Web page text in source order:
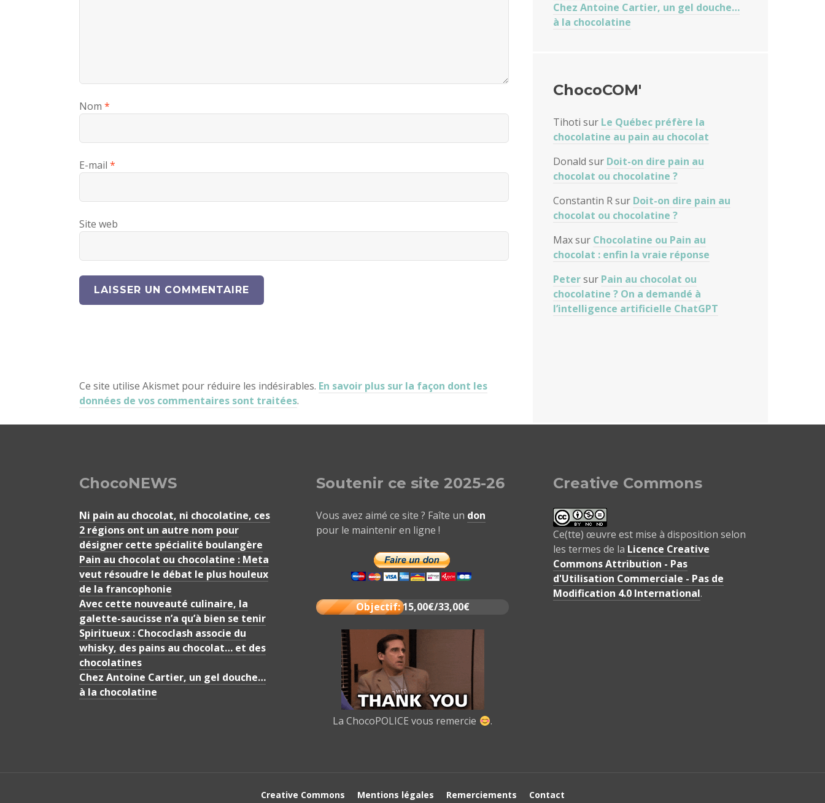
Nom *
E-mail *
Site web
Ce site utilise Akismet pour réduire les indésirables. En savoir plus sur la façon dont les
données de vos commentaires sont traitées.
Chez Antoine Cartier, un gel douche…
à la chocolatine
ChocoCOM'
Tihoti sur Le Québec préfère la
chocolatine au pain au chocolat
Donald sur Doit-on dire pain au
chocolat ou chocolatine ?
Constantin Rsur Doit-on dire pain au
chocolat ou chocolatine ?
Maxsur Chocolatine ou Pain au
chocolat : enfin la vraie réponse
Petersur Pain au chocolat ou
chocolatine ? On a demandé à
l’intelligence artificielle ChatGPT
ChocoNEWS
Ni pain au chocolat, ni chocolatine, ces
2 régions ont un autre nom pour
désigner cette spécialité boulangère
Pain au chocolat ou chocolatine : Meta
veut résoudre le débat le plus houleux
de la francophonie
Avec cette nouveauté culinaire, la
galette-saucisse n’a qu’à bien se tenir
Spiritueux : Chococlash associe du
whisky, des pains au chocolat… et des
chocolatines
Chez Antoine Cartier, un gel douche…
à la chocolatine
Soutenir ce site 2025-26
Vous avez aimé ce site ? Faîte un don
pour le maintenir en ligne !
Objectif: 15,00€/33,00€
La ChocoPOLICE vous remercie .
Creative Commons
Ce(tte) œuvre est mise à disposition selon
les termes de la Licence Creative
Commons Attribution - Pas
d'Utilisation Commerciale - Pas de
Modification 4.0 International.
Creative Commons Mentions légales Remerciements Contact